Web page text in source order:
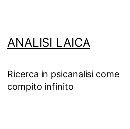
contenuto
ANALISI LAICA
Ricerca in psicanalisi come
compito infinito